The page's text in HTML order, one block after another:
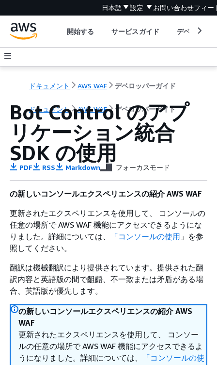
日本語 設定 お問い合わせフィー
開始する サービスガイド デベロッパ
ドキュメント AWS WAF デベロッパーガイド
ドキュメント AWS WAF デベロッパーガイド
Bot Control のアプ
リケーション統合
SDK の使用
PDF RSS Markdown フォーカスモード
の新しいコンソールエクスペリエンスの紹介 AWS WAF
更新されたエクスペリエンスを使用して、 コンソールの
任意の場所で AWS WAF 機能にアクセスできるようにな
りました。詳細については、
「コンソールの使用 」を参
照してください。
翻訳は機械翻訳により提供されています。提供された翻
訳内容と英語版の間で齟齬、不一致または矛盾がある場
合、英語版が優先します。
の新しいコンソールエクスペリエンスの紹介 AWS
WAF
更新されたエクスペリエンスを使用して、 コンソー
ルの任意の場所で AWS WAF 機能にアクセスできるよ
うになりました。詳細については、
「コンソールの使